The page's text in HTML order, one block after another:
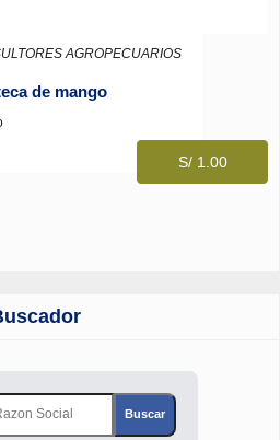
AGROPECUARIOS
de mango
S/ 1.00